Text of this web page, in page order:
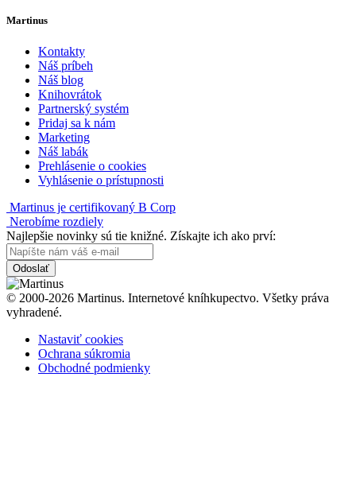
Martinus
Kontakty
Náš príbeh
Náš blog
Knihovrátok
Partnerský systém
Pridaj sa k nám
Marketing
Náš labák
Prehlásenie o cookies
Vyhlásenie o prístupnosti
Martinus je certifikovaný B Corp
Nerobíme rozdiely
Najlepšie novinky sú tie knižné. Získajte ich ako prví:
Odoslať
© 2000-2026 Martinus. Internetové kníhkupectvo. Všetky práva
vyhradené.
Nastaviť cookies
Ochrana súkromia
Obchodné podmienky